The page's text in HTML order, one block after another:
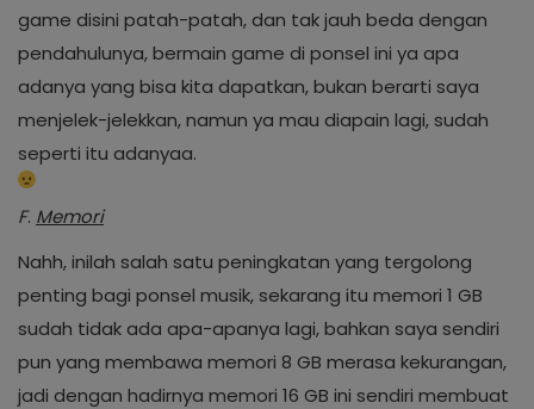
game disini patah-patah, dan tak jauh beda dengan
pendahulunya, bermain game di ponsel ini ya apa
adanya yang bisa kita dapatkan, bukan berarti saya
menjelek-jelekkan, namun ya mau diapain lagi, sudah
seperti itu adanyaa.
F. Memori
Nahh, inilah salah satu peningkatan yang tergolong
penting bagi ponsel musik, sekarang itu memori 1 GB
sudah tidak ada apa-apanya lagi, bahkan saya sendiri
pun yang membawa memori 8 GB merasa kekurangan,
jadi dengan hadirnya memori 16 GB ini sendiri membuat